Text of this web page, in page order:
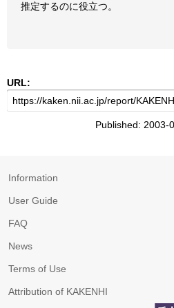
推定するのに役立つ。
URL:
Published:
Information
User Guide
FAQ
News
Terms of Use
Attribution of KAKENHI